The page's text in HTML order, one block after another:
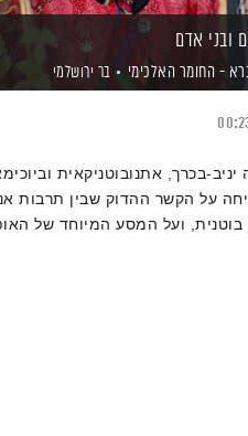
ובני אדם
- החומר האלכימי בר ירושלמי
יניב-בכרך, אתנובוטניקאית
על הקשר ההדוק שבין תרבות
בוטנית, ועל המסע המיוחד של